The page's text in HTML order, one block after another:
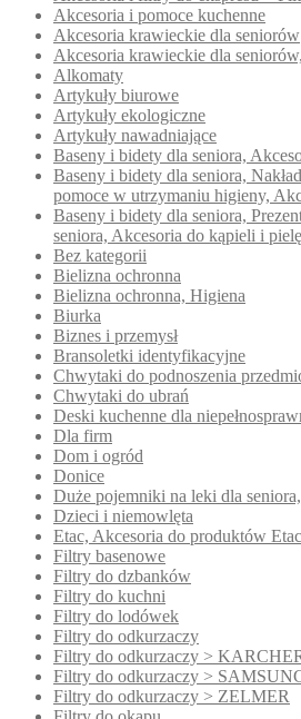
Akcesoria i pomoce kuchenne
Akcesoria krawieckie dla seniorów
Akcesoria krawieckie dla
Alkomaty
Artykuły biurowe
Artykuły ekologiczne
Artykuły nawadniające
Baseny i bidety dla seniora,
Baseny i bidety dla seniora,
pomoce w utrzymaniu higieny,
Baseny i bidety dla seniora,
seniora, Akcesoria do kąpieli i
Bez kategorii
Bielizna ochronna
Bielizna ochronna, Higiena
Biurka
Biznes i przemysł
Bransoletki identyfikacyjne
Chwytaki do podnoszenia
Chwytaki do ubrań
Deski kuchenne dla
Dla firm
Dom i ogród
Donice
Duże pojemniki na leki dla
Dzieci i niemowlęta
Etac, Akcesoria do produktów Etac
Filtry basenowe
Filtry do dzbanków
Filtry do kuchni
Filtry do lodówek
Filtry do odkurzaczy
Filtry do odkurzaczy >
Filtry do odkurzaczy >
Filtry do odkurzaczy > ZELMER